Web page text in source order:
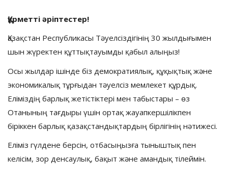
Құрметті әріптестер!
Қазақстан Республикасы Тәуелсіздігінің 30 жылдығымен
шын жүректен құттықтауымды қабыл алыңыз!
Осы жылдар ішінде біз демократиялық, құқықтық және
экономикалық тұрғыдан тәуелсіз мемлекет құрдық.
Еліміздің барлық жетістіктері мен табыстары – өз
Отанының тағдыры үшін ортақ жауапкершілікпен
біріккен барлық қазақстандықтардың бірлігінің нәтижесі.
Еліміз гүлдене берсін, отбасыңызға тыныштық пен
келісім, зор денсаулық, бақыт және амандық тілеймін.